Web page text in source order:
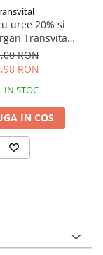
uree 20% și
Transvital
ml
RON
RON
IN STOC
IN COS